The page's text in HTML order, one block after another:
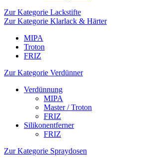
Zur Kategorie Lackstifte
Zur Kategorie Klarlack & Härter
MIPA
Troton
FRIZ
Zur Kategorie Verdünner
Verdünnung
MIPA
Master / Troton
FRIZ
Silikonentferner
FRIZ
Zur Kategorie Spraydosen